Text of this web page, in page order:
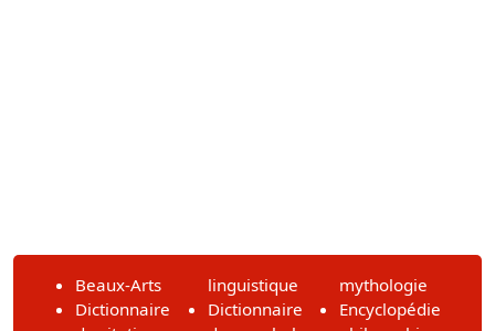
Beaux-Arts
Dictionnaire
linguistique
Dictionnaire
mythologie
Encyclopédie